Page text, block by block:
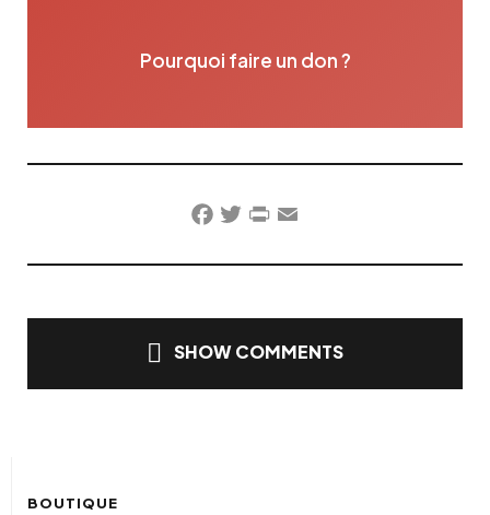
Pourquoi faire un don ?
Facebook
TwitterPrintFriendly
Email
SHOW COMMENTS
BOUTIQUE